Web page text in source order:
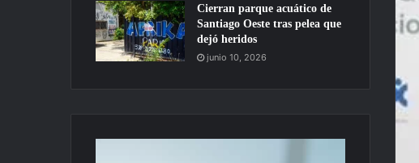
Cierran parque acuático de
Santiago Oeste tras pelea que
dejó heridos
junio 10, 2026